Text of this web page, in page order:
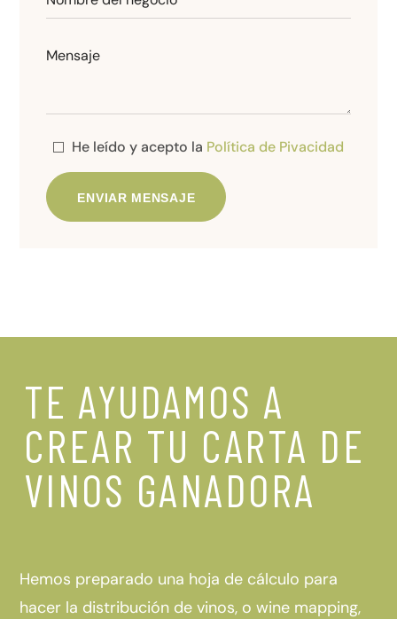
He leído y acepto la Política de Pivacidad
TE AYUDAMOS A
CREAR TU CARTA DE
VINOS GANADORA
Hemos preparado una hoja de cálculo para
hacer la distribución de vinos, o wine mapping,